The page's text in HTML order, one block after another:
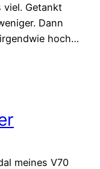
viel. Getankt
Dann
hoch…
meines V70